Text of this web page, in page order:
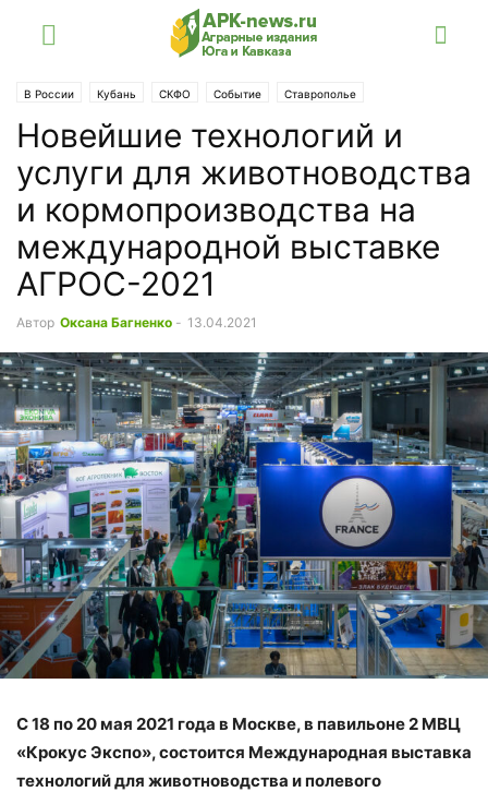
В России Кубань СКФО Событие Ставрополье
Новейшие технологий и
услуги для животноводства
и кормопроизводства на
международной выставке
АГРОС-2021
Автор Оксана Багненко - 13.04.2021
С 18 по 20 мая 2021 года в Москве, в павильоне 2 МВЦ
«Крокус Экспо», состоится Международная выставка
технологий для животноводства и полевого